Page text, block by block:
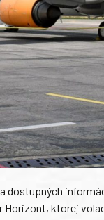
dostupných
ktorej